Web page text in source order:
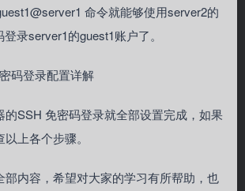
命令就能够使用server2的
录server1的guest1账户了。
的SSH 免密码登录就全部设置完成，如果
上各个步骤。
部内容，希望对大家的学习有所帮助，也